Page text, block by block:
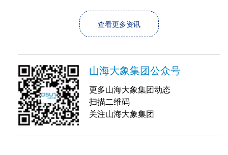
查看更多资讯
山海大象集团公众号
更多山海大象集团动态
扫描二维码
关注山海大象集团